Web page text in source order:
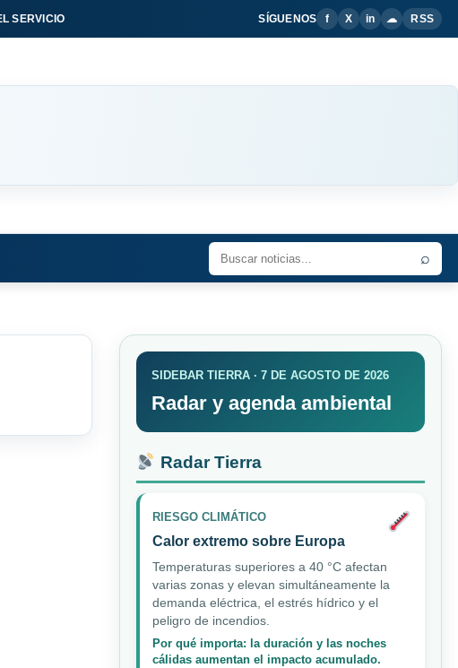
SERVICIO SÍGUENOS f X in ☁ RSS
⌕
SIDEBAR TIERRA · 7 DE AGOSTO DE 2026
Radar y agenda ambiental
Radar Tierra
RIESGO CLIMÁTICO
Calor extremo sobre Europa
Temperaturas superiores a 40 °C afectan
varias zonas y elevan simultáneamente la
demanda eléctrica, el estrés hídrico y el
peligro de incendios.
Por qué importa: la duración y las noches
cálidas aumentan el impacto acumulado.